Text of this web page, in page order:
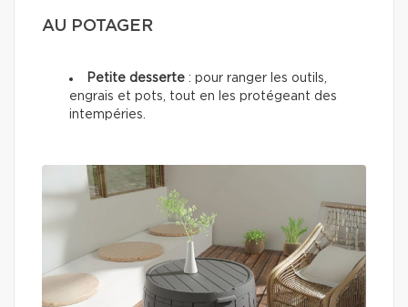
AU POTAGER
Petite desserte : pour ranger les outils,
engrais et pots, tout en les protégeant des
intempéries.